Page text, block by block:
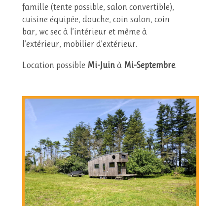
famille (tente possible, salon convertible),
cuisine équipée, douche, coin salon, coin
bar, wc sec à l’intérieur et même à
l’extérieur, mobilier d’extérieur.
Location possible Mi-Juinà Mi-Septembre.